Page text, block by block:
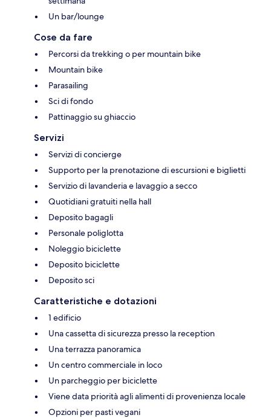
Un bar/lounge
Cose da fare
Percorsi da trekking o per mountain bike
Mountain bike
Parasailing
Sci di fondo
Pattinaggio su ghiaccio
Servizi
Servizi di concierge
Supporto per la prenotazione di escursioni e biglietti
Servizio di lavanderia e lavaggio a secco
Quotidiani gratuiti nella hall
Deposito bagagli
Personale poliglotta
Noleggio biciclette
Deposito biciclette
Deposito sci
Caratteristiche e dotazioni
1 edificio
Una cassetta di sicurezza presso la reception
Una terrazza panoramica
Un centro commerciale in loco
Un parcheggio per biciclette
Viene data priorità agli alimenti di provenienza locale
Opzioni per pasti vegani